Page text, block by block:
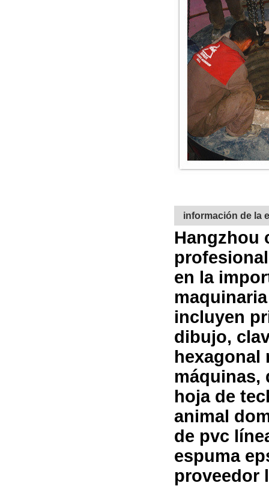
información de la
Hangzhou
en la
incluyen
dibujo,
hexagonal
máquinas,
hoja de
animal
de pvc
espuma
proveedor